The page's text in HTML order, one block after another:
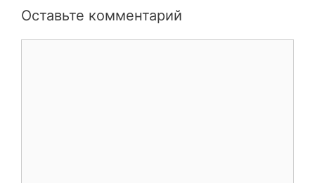
Оставьте комментарий